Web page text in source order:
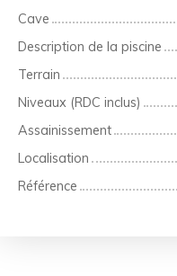
Cave
Description de la piscine
Terrain
Niveaux (RDC inclus)
Assainissement
Localisation
Référence